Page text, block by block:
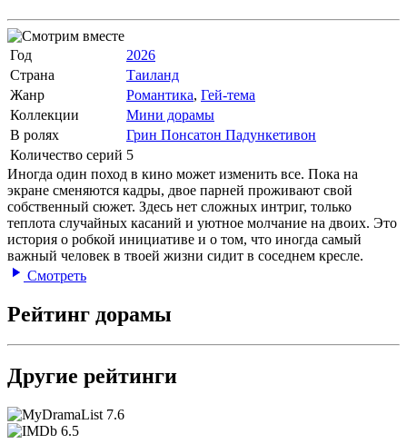
Год
2026
Страна
Таиланд
Жанр
Романтика, Гей-тема
Коллекции
Мини дорамы
В ролях
Грин Понсатон Падункетивон
Количество серий 5
Иногда один поход в кино может изменить все. Пока на
экране сменяются кадры, двое парней проживают свой
собственный сюжет. Здесь нет сложных интриг, только
теплота случайных касаний и уютное молчание на двоих. Это
история о робкой инициативе и о том, что иногда самый
важный человек в твоей жизни сидит в соседнем кресле.
Смотреть
Рейтинг дорамы
Другие рейтинги
7.6
6.5